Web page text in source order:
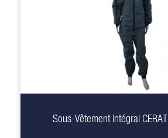
+
Sous-Vêtement intégral